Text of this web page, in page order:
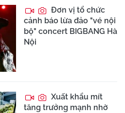
Đơn vị tổ chức
cảnh báo lừa đảo "vé nội
bộ" concert BIGBANG Hà
Nội
Xuất khẩu mít
tăng trưởng mạnh nhờ